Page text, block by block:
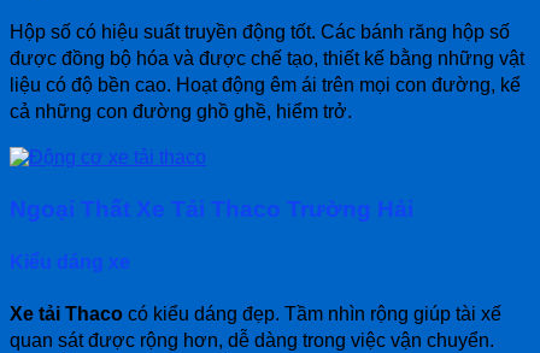
Hộp số có hiệu suất truyền động tốt. Các bánh răng hộp số
được đồng bộ hóa và được chế tạo, thiết kế bằng những vật
liệu có độ bền cao. Hoạt động êm ái trên mọi con đường, kể
cả những con đường ghồ ghề, hiểm trở.
Ngoại Thất Xe Tải Thaco Trường Hải
Kiểu dáng xe
Xe tải Thaco có kiểu dáng đẹp. Tầm nhìn rộng giúp tài xế
quan sát được rộng hơn, dễ dàng trong việc vận chuyển.